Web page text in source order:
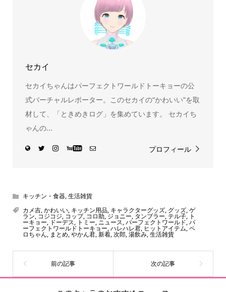
セカイ
セカイちゃんはパーフェクトワールドトーキョーの公
式バーチャルレポーター。このセカイの“かわいい”を取
材して、「ときめきログ」を集めています。 セカイち
ゃんの...
プロフィール
キッチン・食器,生活雑貨
カメ吉,かわいい, キッチン用品, キャラクターグッズ, グッズ,ゲ
ラン, コジコジ, コップ, コロ助,ジョニー, タンブラー,テル子, ト
ーキョー, ドーデス, トミー, ニュース,パーフェクトワールド,パ
ーフェクトワールドトーキョー,ハレハレ君, ヒットアイテム,ペ
ロちゃん,まとめ,やかん君,新着, 次郎,湯飲み,生活雑貨